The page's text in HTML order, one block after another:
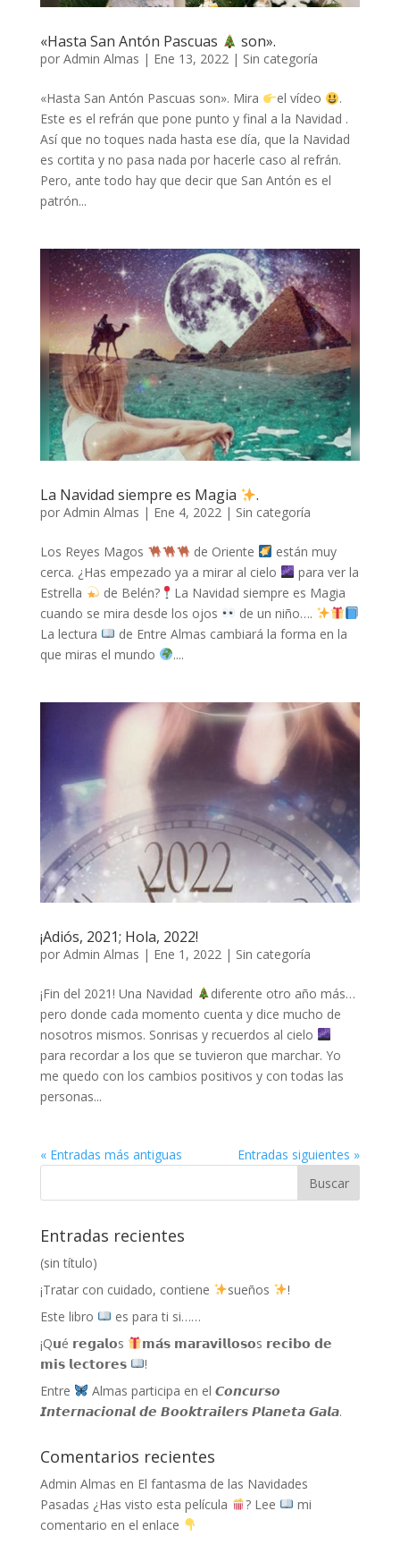
«Hasta San Antón Pascuas son».
por Admin Almas | Ene 13, 2022| Sin categoría
«Hasta San Antón Pascuas son». Mira el vídeo
.
Este es el refrán que pone punto y final a la Navidad .
Así que no toques nada hasta ese día, que la Navidad
es cortita y no pasa nada por hacerle caso al refrán.
Pero, ante todo hay que decir que San Antón es el
patrón...
La Navidad siempre es Magia .
por Admin Almas | Ene 4, 2022| Sin categoría
Los Reyes Magos de Oriente
están muy
cerca. ¿Has empezado ya a mirar al cielo
para ver la
Estrella
de Belén?
La Navidad siempre es Magia
cuando se mira desde los ojos
de un niño….
La lectura
de Entre Almas cambiará la forma en la
que miras el mundo
....
¡Adiós, 2021; Hola, 2022!
por Admin Almas | Ene 1, 2022| Sin categoría
¡Fin del 2021! Una Navidad
diferente otro año más…
pero donde cada momento cuenta y dice mucho de
nosotros mismos. Sonrisas y recuerdos al cielo
para recordar a los que se tuvieron que marchar. Yo
me quedo con los cambios positivos y con todas las
personas...
« Entradas más antiguas Entradas siguientes »
Entradas recientes
(sin título)
¡Tratar con cuidado, contiene
sueños
!
Este libro
es para ti si……
¡Q𝘂é 𝗿𝗲𝗴𝗮𝗹𝗼s
𝗺𝗮́𝘀 𝗺𝗮𝗿𝗮𝘃𝗶𝗹𝗹𝗼𝘀𝗼s 𝗿𝗲𝗰𝗶𝗯𝗼 𝗱𝗲
𝗺𝗶𝘀 𝗹𝗲𝗰𝘁𝗼𝗿𝗲𝘀
!
Entre
Almas participa en el 𝘾𝙤𝙣𝙘𝙪𝙧𝙨𝙤
𝙄𝙣𝙩𝙚𝙧𝙣𝙖𝙘𝙞𝙤𝙣𝙖𝙡 𝙙𝙚 𝘽𝙤𝙤𝙠𝙩𝙧𝙖𝙞𝙡𝙚𝙧𝙨 𝙋𝙡𝙖𝙣𝙚𝙩𝙖 𝙂𝙖𝙡𝙖.
Comentarios recientes
Admin Almas en El fantasma de las Navidades
Pasadas ¿Has visto esta película
? Lee
mi
comentario en el enlace